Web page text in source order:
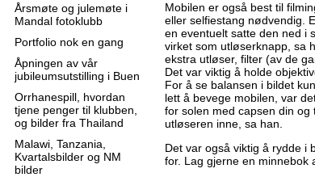
Årsmøte og julemøte i
Mandal fotoklubb
Portfolio nok en gang
Åpningen av vår
jubileumsutstilling i Buen
Orrhanespill, hvordan
tjene penger til klubben,
og bilder fra Thailand
Malawi, Tanzania,
Kvartalsbilder og NM
bilder
Mobilen er også best til
eller selfiestang nødvendig.
en eventuelt satte den ned i
virket som utløserknapp, sa
ekstra utløser, filter (av de
Det var viktig å holde
For å se balansen i bildet
lett å bevege mobilen, var
for solen med capsen din
utløseren inne, sa han.
Det var også viktig å rydde i
for. Lag gjerne en minnebok